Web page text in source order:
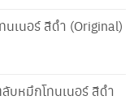
เนอร์ สีดำ (Original)
1,800.00 ฿
บหมึกโทนเนอร์ สีดำ